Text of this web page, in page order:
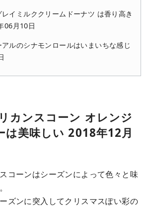
イミルククリームドーナツ は香り高き
06月10日
ルのシナモンロールはいまいちな感じ
カンスコーン オレンジ
は美味しい 2018年12月
コーンはシーズンによって色々と味
ズンに突入してクリスマスぽい彩の